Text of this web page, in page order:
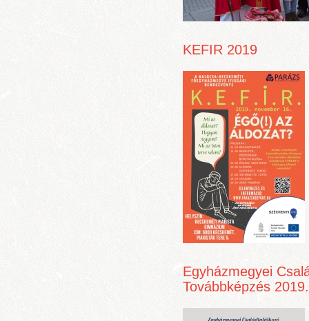
KEFIR 2019
Egyházmegyei
Továbbképzés 2019.